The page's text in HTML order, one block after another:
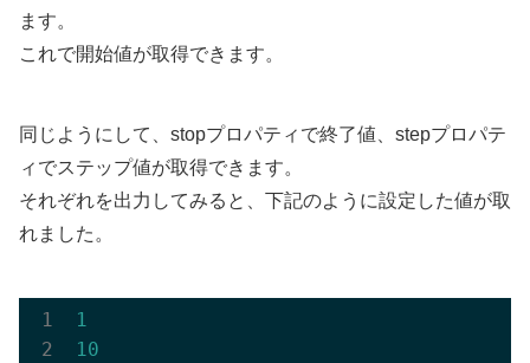
ます。
これで開始値が取得できます。
同じようにして、stopプロパティで終了値、stepプロパテ
ィでステップ値が取得できます。
それぞれを出力してみると、下記のように設定した値が取
れました。
1
10